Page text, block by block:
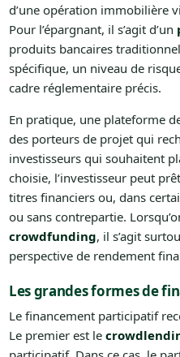
d’une opération immobilière
Pour l’épargnant, il s’agit d’un
produits bancaires
spécifique, un niveau de
cadre réglementaire précis.
En pratique, une plateforme
des porteurs de projet qui
investisseurs qui souhaitent
choisie, l’investisseur peut
titres financiers ou, dans
ou sans contrepartie.
crowdfunding, il s’agit
perspective de rendement
Les grandes formes de
Le financement participatif
Le premier est le